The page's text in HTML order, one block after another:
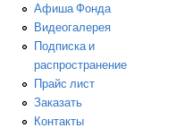
Афиша Фонда
Видеогалерея
Подписка и
распространение
Прайс лист
Заказать
Контакты